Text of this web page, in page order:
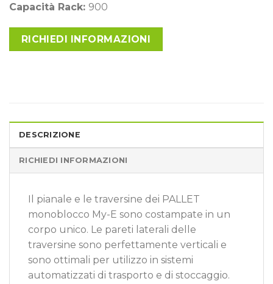
Capacità Rack: 900
RICHIEDI INFORMAZIONI
DESCRIZIONE
RICHIEDI INFORMAZIONI
Il pianale e le traversine dei PALLET
monoblocco My-E sono costampate in un
corpo unico. Le pareti laterali delle
traversine sono perfettamente verticali e
sono ottimali per utilizzo in sistemi
automatizzati di trasporto e di stoccaggio.